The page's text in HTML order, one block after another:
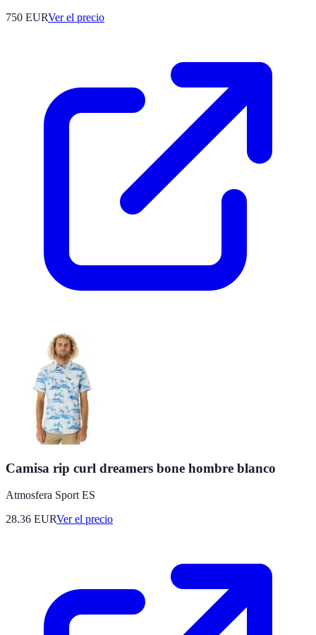
750 EURVer el precio
Camisa rip curl dreamers bone hombre blanco
Atmosfera Sport ES
28.36 EURVer el precio